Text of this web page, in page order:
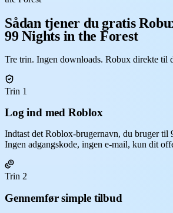
Sådan tjener du gratis
99 Nights in the Forest
Tre trin. Ingen downloads. Robux direkte til
Trin 1
Log ind med Roblox
Indtast det Roblox-brugernavn, du bruger til
Ingen adgangskode, ingen e-mail, kun dit
Trin 2
Gennemfør simple tilbud